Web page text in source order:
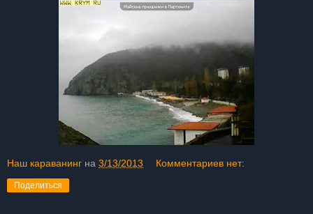
Наш караванинг на 3/13/2013 Комментариев нет:
Поделиться